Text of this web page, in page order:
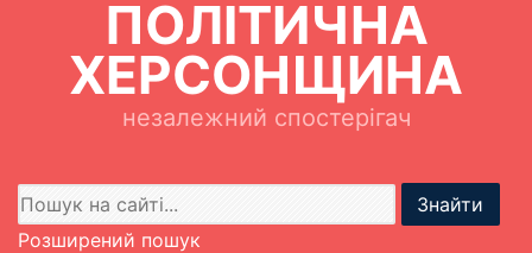
ПОЛІТИЧНА
ХЕРСОНЩИНА
незалежний спостерігач
Знайти
Розширений пошук